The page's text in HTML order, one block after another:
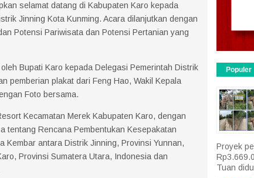
selamat datang di Kabupaten Karo kepada
Jinning Kota Kunming. Acara dilanjutkan dengan
Potensi Pariwisata dan Potensi Pertanian yang
Bupati Karo kepada Delegasi Pemerintah Distrik
pemberian plakat dari Feng Hao, Wakil Kepala
Foto bersama.
Kecamatan Merek Kabupaten Karo, dengan
tentang Rencana Pembentukan Kesepakatan
Kembar antara Distrik Jinning, Provinsi Yunnan,
Provinsi Sumatera Utara, Indonesia dan
Populer
Proyek
Tuan